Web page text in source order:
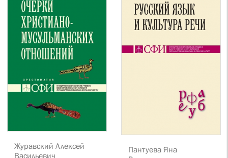
Журавский Алексей
Васильевич
Пантуева Яна